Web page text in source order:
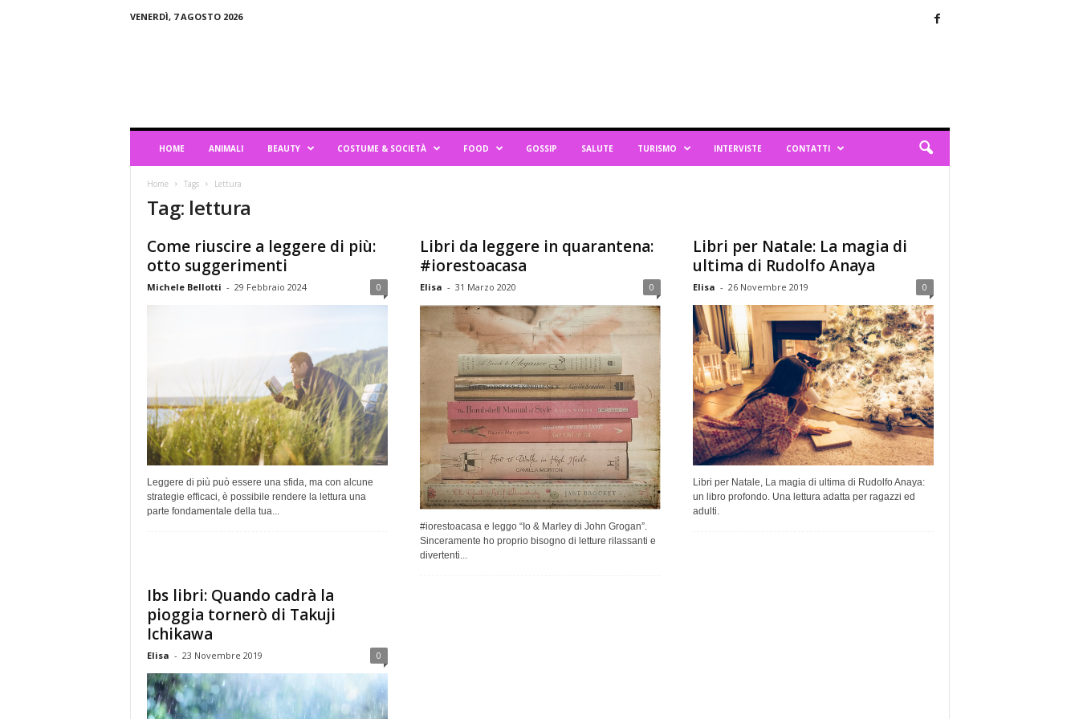
VENERDÌ, 7 AGOSTO 2026
HOME ANIMALI BEAUTY COSTUME & SOCIETÀ FOOD GOSSIP SALUTE TURISMO INTERVISTE CONTATTI
Home Tags Lettura
Tag: lettura
Come riuscire a leggere di più:
otto suggerimenti
Michele Bellotti - 29 Febbraio 2024 0
Leggere di più può essere una sfida, ma con alcune
strategie efficaci, è possibile rendere la lettura una
parte fondamentale della tua...
Libri da leggere in quarantena:
#iorestoacasa
Elisa - 31 Marzo 2020 0
#iorestoacasa e leggo “Io & Marley di John Grogan”.
Sinceramente ho proprio bisogno di letture rilassanti e
divertenti...
Libri per Natale: La magia di
ultima di Rudolfo Anaya
Elisa - 26 Novembre 2019 0
Libri per Natale, La magia di ultima di Rudolfo Anaya:
un libro profondo. Una lettura adatta per ragazzi ed
adulti.
Ibs libri: Quando cadrà la
pioggia tornerò di Takuji
Ichikawa
Elisa - 23 Novembre 2019 0